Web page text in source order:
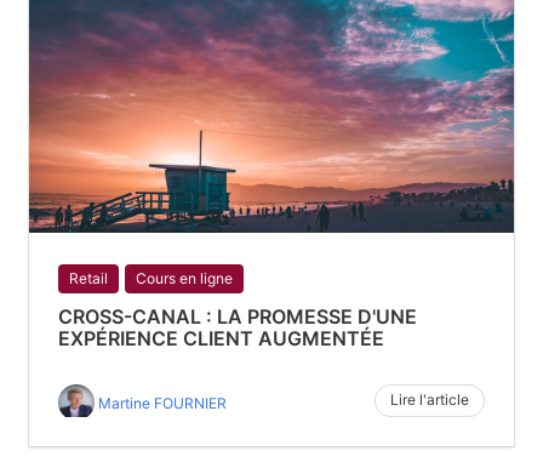
Retail Cours en ligne
CROSS-CANAL : LA PROMESSE D'UNE
EXPÉRIENCE CLIENT AUGMENTÉE
Martine FOURNIER Lire l'article